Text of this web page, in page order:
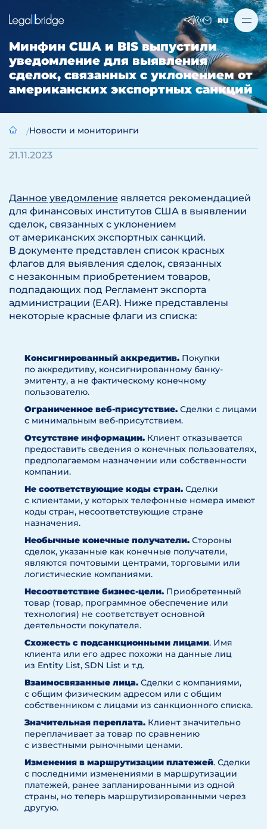
RU
Минфин США и BIS выпустили
уведомление для выявления
сделок, связанных с уклонением от
американских экспортных санкций
Новости и мониторинги
21.11.2023
Данное уведомление является рекомендацией
для финансовых институтов США в выявлении
сделок, связанных с уклонением
от американских экспортных санкций.
В документе представлен список красных
флагов для выявления сделок, связанных
с незаконным приобретением товаров,
подпадающих под Регламент экспорта
администрации (EAR). Ниже представлены
некоторые красные флаги из списка:
Консигнированный аккредитив. Покупки
по аккредитиву, консигнированному банку-
эмитенту, а не фактическому конечному
пользователю.
Ограниченное веб-присутствие. Сделки с лицами
с минимальным веб-присутствием.
Отсутствие информации. Клиент отказывается
предоставить сведения о конечных пользователях,
предполагаемом назначении или собственности
компании.
Не соответствующие коды стран. Сделки
с клиентами, у которых телефонные номера имеют
коды стран, несоответствующие стране
назначения.
Необычные конечные получатели. Стороны
сделок, указанные как конечные получатели,
являются почтовыми центрами, торговыми или
логистические компаниями.
Несоответствие бизнес-цели. Приобретенный
товар (товар, программное обеспечение или
технология) не соответствует основной
деятельности покупателя.
Схожесть с подсанкционными лицами. Имя
клиента или его адрес похожи на данные лиц
из Entity List, SDN List и т.д.
Взаимосвязанные лица. Сделки с компаниями,
с общим физическим адресом или с общим
собственником с лицами из санкционного списка.
Значительная переплата. Клиент значительно
переплачивает за товар по сравнению
с известными рыночными ценами.
Изменения в маршрутизации платежей. Сделки
с последними изменениями в маршрутизации
платежей, ранее запланированными из одной
страны, но теперь маршрутизированными через
другую.